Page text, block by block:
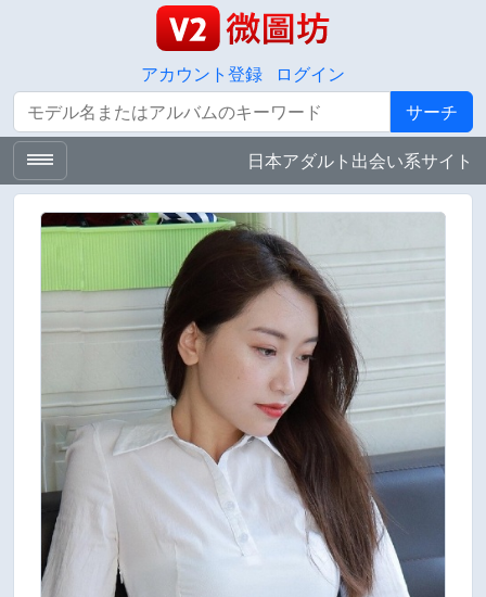
アカウント登録
ログイン
サーチ
サーチ
日本アダルト出会い系サイト